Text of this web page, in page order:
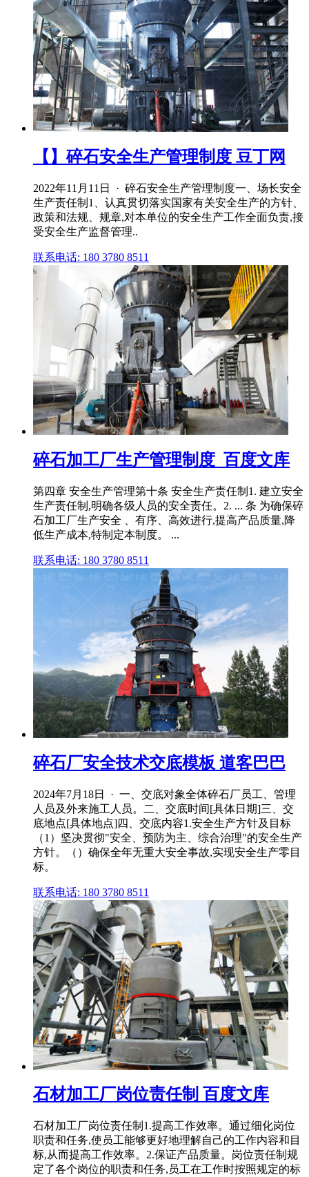
【】碎石安全生产管理制度 豆丁网
2022年11月11日 · 碎石安全生产管理制度一、场长安全
生产责任制1、认真贯切落实国家有关安全生产的方针、
政策和法规、规章,对本单位的安全生产工作全面负责,接
受安全生产监督管理..
联系电话: 180 3780 8511
碎石加工厂生产管理制度_百度文库
第四章 安全生产管理第十条 安全生产责任制1. 建立安全
生产责任制,明确各级人员的安全责任。2. ... 条 为确保碎
石加工厂生产安全 、有序、高效进行,提高产品质量,降
低生产成本,特制定本制度。 ...
联系电话: 180 3780 8511
碎石厂安全技术交底模板 道客巴巴
2024年7月18日 · 一、交底对象全体碎石厂员工、管理
人员及外来施工人员。二、交底时间[具体日期]三、交
底地点[具体地点]四、交底内容1.安全生产方针及目标
（1）坚决贯彻"安全、预防为主、综合治理"的安全生产
方针。（）确保全年无重大安全事故,实现安全生产零目
标。
联系电话: 180 3780 8511
石材加工厂岗位责任制 百度文库
石材加工厂岗位责任制1.提高工作效率。通过细化岗位
职责和任务,使员工能够更好地理解自己的工作内容和目
标,从而提高工作效率。2.保证产品质量。岗位责任制规
定了各个岗位的职责和任务,员工在工作时按照规定的标